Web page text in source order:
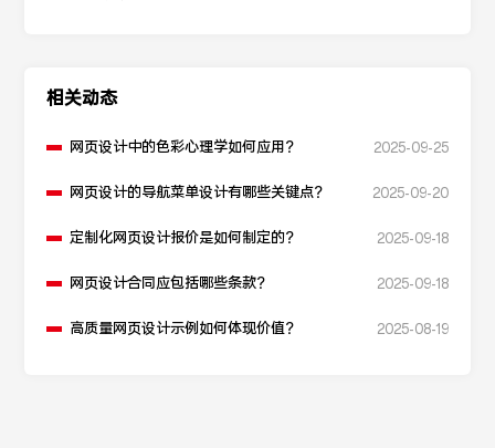
相关动态
网页设计中的色彩心理学如何应用？ 2025-09-25
网页设计的导航菜单设计有哪些关键点？ 2025-09-20
定制化网页设计报价是如何制定的？ 2025-09-18
网页设计合同应包括哪些条款？ 2025-09-18
高质量网页设计示例如何体现价值？ 2025-08-19